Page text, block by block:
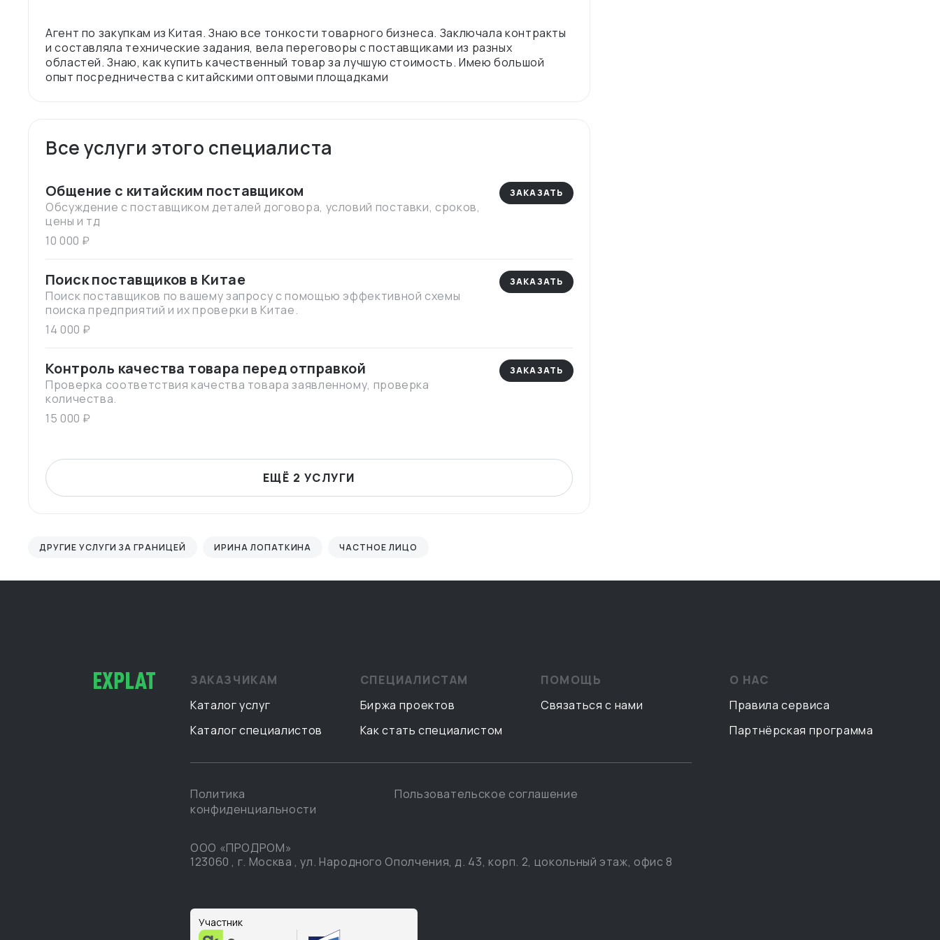
Агент по закупкам из Китая. Знаю все тонкости товарного бизнеса. Заключала контракты
и составляла технические задания, вела переговоры с поставщиками из разных
областей. Знаю, как купить качественный товар за лучшую стоимость. Имeю большой
Все услуги этого специалиста
Общение с китайским поставщиком
Обсуждение с поставщиком деталей договора, условий поставки, сроков,
цены и тд
10 000 ₽
ЗАКАЗАТЬ
Поиск поставщиков в Китае
Поиск поставщиков по вашему запросу с помощью эффективной схемы
поиска предприятий и их проверки в Китае.
14 000 ₽
ЗАКАЗАТЬ
Контроль качества товара перед отправкой
Проверка соответствия качества товара заявленному, проверка
количества.
15 000 ₽
ЗАКАЗАТЬ
ЕЩЁ 2 УСЛУГИ
ДРУГИЕ УСЛУГИ ЗА ГРАНИЦЕЙ ИРИНА ЛОПАТКИНА ЧАСТНОЕ ЛИЦО
ЗАКАЗЧИКАМ
Каталог услуг
Каталог специалистов
СПЕЦИАЛИСТАМ
Биржа проектов
Как стать специалистом
ПОМОЩЬ
Связаться с нами
Политика
конфиденциальности
Пользовательское соглашение
ООО «ПРОДРОМ»
123060 , г. Москва ,ул. Народного Ополчения, д. 43, корп. 2, цокольный этаж, офис 8
Участник
О НАС
Правила сервиса
Партнёрская программа